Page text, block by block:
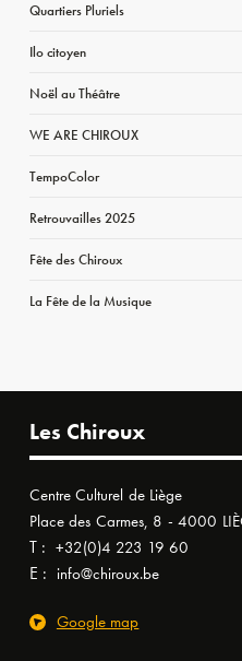
Quartiers Pluriels
Ilo citoyen
Noël au Théâtre
WE ARE CHIROUX
TempoColor
Retrouvailles 2025
Fête des Chiroux
La Fête de la Musique
Les Chiroux
Centre Culturel de Liège
Place des Carmes, 8 - 4000
T : +32(0)4 223 19 60
E : info@chiroux.be
Google map